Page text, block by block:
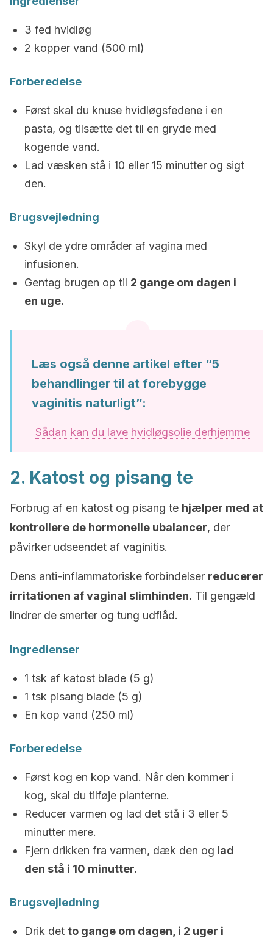
3 fed hvidløg
2 kopper vand (500 ml)
Forberedelse
Først skal du knuse hvidløgsfedene i en
pasta, og tilsætte det til en gryde med
kogende vand.
Lad væsken stå i 10 eller 15 minutter og sigt
den.
Brugsvejledning
Skyl de ydre områder af vagina med
infusionen.
Gentag brugen op til 2 gange om dagen i
en uge.
Læs også denne artikel efter “5
behandlinger til at forebygge
vaginitis naturligt”:
Sådan kan du lave hvidløgsolie derhjemme
2. Katost og pisang te
Forbrug af en katost og pisang te hjælper med at
kontrollere de hormonelle ubalancer, der
påvirker udseendet af vaginitis.
Dens anti-inflammatoriske forbindelser reducerer
irritationen af ​​vaginal slimhinden. Til gengæld
lindrer de smerter og tung udflåd.
Ingredienser
1 tsk af katost blade (5 g)
1 tsk pisang blade (5 g)
En kop vand (250 ml)
Forberedelse
Først kog en kop vand. Når den kommer i
kog, skal du tilføje planterne.
Reducer varmen og lad det stå i 3 eller 5
minutter mere.
Fjern drikken fra varmen, dæk den og lad
den stå i 10 minutter.
Brugsvejledning
Drik det to gange om dagen, i 2 uger i